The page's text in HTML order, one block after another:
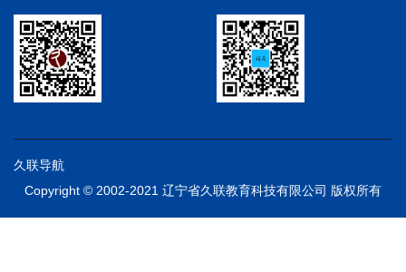
久联导航
Copyright © 2002-2021 辽宁省久联教育科技有限公司 版权所有